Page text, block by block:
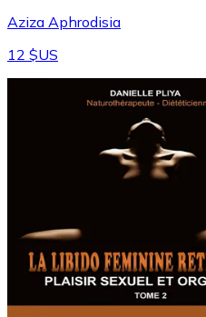
Aziza Aphrodisia
12 $US